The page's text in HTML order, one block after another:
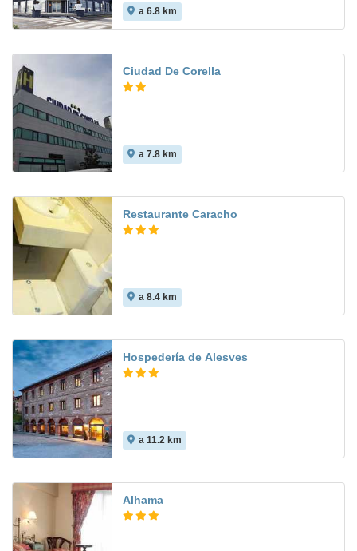
a 6.8 km
Ciudad De Corella
a 7.8 km
Restaurante Caracho
a 8.4 km
Hospedería de Alesves
a 11.2 km
Alhama